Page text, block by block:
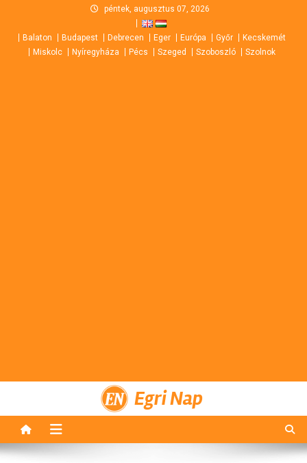
content
péntek, augusztus 07, 2026
Balaton Budapest Debrecen Eger Európa Győr
Kecskemét
Miskolc
Nyíregyháza Pécs Szeged Szoboszló Szolnok
Egri Nap